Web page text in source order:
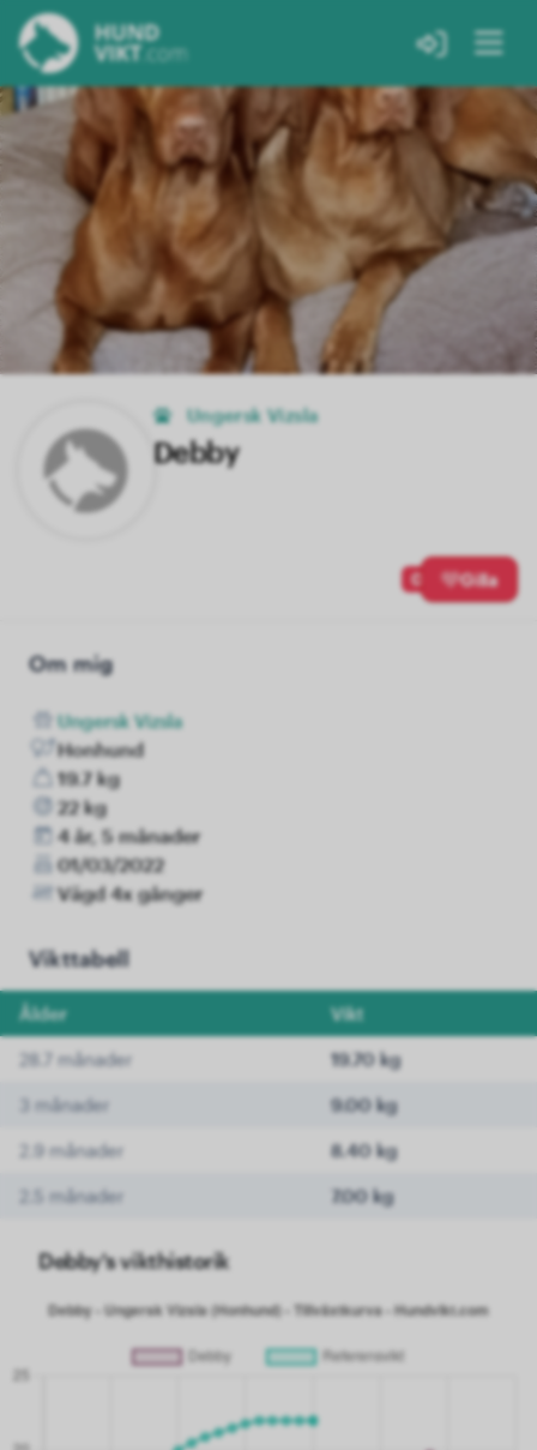
Ungersk Vizsla
Debby
0 Gilla
Om mig
Ungersk Vizsla
Honhund
19.7 kg
22 kg
4 år, 5 månader
01/03/2022
Vägd 4x gånger
Vikttabell
Ålder Vikt
28.7 månader 19.70 kg
3 månader 9.00 kg
2.9 månader 8.40 kg
2.5 månader 7.00 kg
Debby's vikthistorik